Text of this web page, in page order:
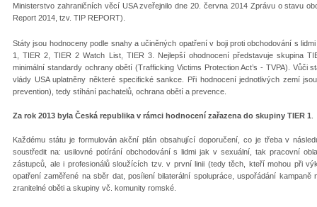
Ministerstvo zahraničních věcí USA zveřejnilo dne 20. června 2014 Zprávu o stavu
Report 2014, tzv. TIP REPORT).
Státy jsou hodnoceny podle snahy a učiněných opatření v boji proti obchodování s
1, TIER 2, TIER 2 Watch List, TIER 3. Nejlepší ohodnocení představuje skupina
minimální standardy ochrany obětí (Trafficking Victims Protection Act’s - TVPA).
vlády USA uplatněny některé specifické sankce. Při hodnocení jednotlivých zemí
prevention), tedy stíhání pachatelů, ochrana obětí a prevence.
Za rok 2013 byla Česká republika v rámci hodnocení zařazena do skupiny TIER 1
Každému státu je formulován akční plán obsahující doporučení, co je třeba v
soustředit na: usilovné potírání obchodování s lidmi jak v sexuální, tak pracovní
zástupců, ale i profesionálů sloužících tzv. v první linii (tedy těch, kteří mohou při
opatření zaměřené na sběr dat, posílení bilaterální spolupráce, uspořádání
zranitelné oběti a skupiny vč. komunity romské.